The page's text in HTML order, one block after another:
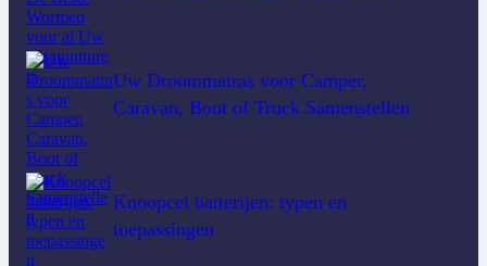
Uw Droommatras voor Camper,
Caravan, Boot of Truck Samenstellen
Knoopcel batterijen: typen en
toepassingen